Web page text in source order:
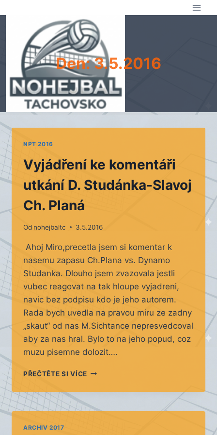
Den: 3.5.2016
NPT 2016
Vyjádření ke komentáři
utkání D. Studánka-Slavoj
Ch. Planá
Od nohejbaltc 3.5.2016
Ahoj Miro,precetla jsem si komentar k
nasemu zapasu Ch.Plana vs. Dynamo
Studanka. Dlouho jsem zvazovala jestli
vubec reagovat na tak hloupe vyjadreni,
navic bez podpisu kdo je jeho autorem.
Rada bych uvedla na pravou miru ze zadny
„skaut“ od nas M.Sichtance nepresvedcoval
aby za nas hral. Bylo to na jeho popud, coz
muzu pisemne dolozit….
PŘEČTĚTE SI VÍCEVYJÁDŘENÍ
KOMENTÁŘI
UTKÁNÍ
D.
ARCHIV 2017